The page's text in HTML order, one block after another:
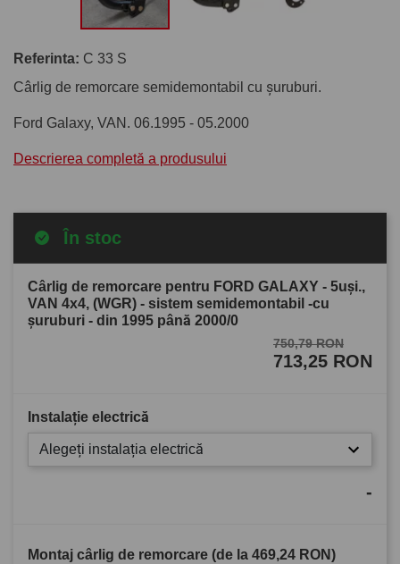
Referinta: C 33 S
Cârlig de remorcare semidemontabil cu șuruburi.
Ford Galaxy, VAN. 06.1995 - 05.2000
Descrierea completă a produsului
În stoc
Cârlig de remorcare pentru FORD GALAXY - 5uşi.,
VAN 4x4, (WGR) - sistem semidemontabil -cu
şuruburi - din 1995 până 2000/0
750,79 RON
713,25 RON
Instalație electrică
Alegeți instalația electrică
-
Montaj cârlig de remorcare (de la 469,24 RON)